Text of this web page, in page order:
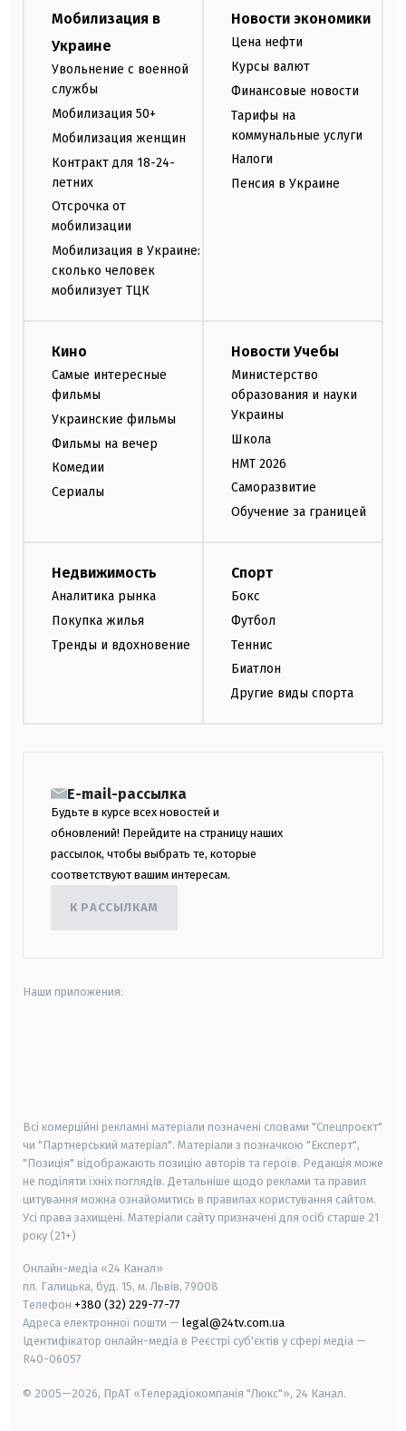
Мобилизация в
Украине
Увольнение с военной
службы
Мобилизация 50+
Мобилизация женщин
Контракт для 18-24-
летних
Отсрочка от
мобилизации
Мобилизация в Украине:
сколько человек
мобилизует ТЦК
Новости экономики
Цена нефти
Курсы валют
Финансовые новости
Тарифы на
коммунальные услуги
Налоги
Пенсия в Украине
Кино
Самые интересные
фильмы
Украинские фильмы
Фильмы на вечер
Комедии
Сериалы
Новости Учебы
Министерство
образования и науки
Украины
Школа
НМТ 2026
Саморазвитие
Обучение за границей
Недвижимость
Аналитика рынка
Покупка жилья
Тренды и вдохновение
Спорт
Бокс
Футбол
Теннис
Биатлон
Другие виды спорта
E-mail-рассылка
Будьте в курсе всех новостей и
обновлений! Перейдите на страницу наших
рассылок, чтобы выбрать те, которые
соответствуют вашим интересам.
К РАССЫЛКАМ
Наши приложения:
Всі комерційні рекламні матеріали позначені словами "Спецпроєкт"
чи "Партнерський матеріал". Матеріали з позначкою "Експерт",
"Позиція" відображають позицію авторів та героїв. Редакція може
не поділяти їхніх поглядів. Детальніше щодо реклами та правил
цитування можна ознайомитись в правилах користування сайтом.
Усі права захищені. Матеріали сайту призначені для осіб старше 21
року (21+)
Онлайн-медіа «24 Канал»
пл. Галицька, буд. 15, м. Львів, 79008
Телефон +380 (32) 229-77-77
Адреса електронної пошти — legal@24tv.com.ua
Ідентифікатор онлайн-медіа в Реєстрі суб'єктів у сфері медіа —
R40-06057
© 2005—2026, ПрАТ «Телерадіокомпанія "Люкс"», 24 Канал.